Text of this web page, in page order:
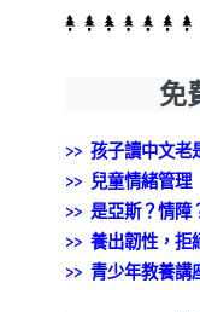
免
>> 孩子讀中文老
>> 兒童情緒管理
>> 是亞斯？情障
>> 養出韌性，拒
>> 青少年教養講